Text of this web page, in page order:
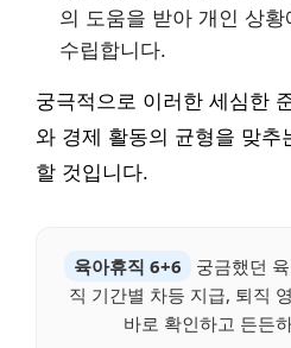
의 도움을 받아 개인 상
수립합니다.
궁극적으로 이러한 세심한
와 경제 활동의 균형을 맞추
할 것입니다.
육아휴직 6+6
궁금했던
직 기간별 차등 지급, 퇴직
바로 확인하고 든든